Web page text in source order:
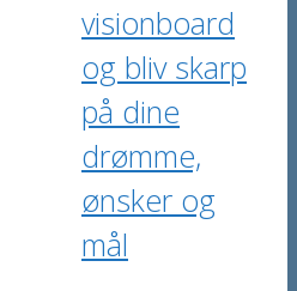
visionboard
og bliv skarp
på dine
drømme,
ønsker og
mål